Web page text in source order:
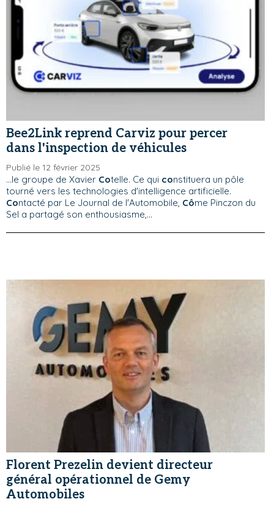
Bee2Link reprend Carviz pour percer
dans l'inspection de véhicules
Publié le 12 février 2025
...le groupe de Xavier Cotelle. Ce qui constituera un pôle
tourné vers les technologies d'intelligence artificielle.
Contacté par Le Journal de l'Automobile, Côme Pinczon du
Sel a partagé son enthousiasme,...
Florent Prezelin devient directeur
général opérationnel de Gemy
Automobiles